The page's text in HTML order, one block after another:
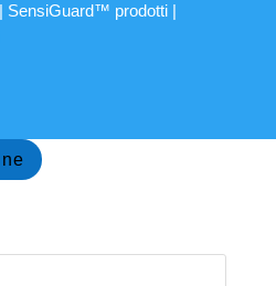
SensiGuard™ prodotti|